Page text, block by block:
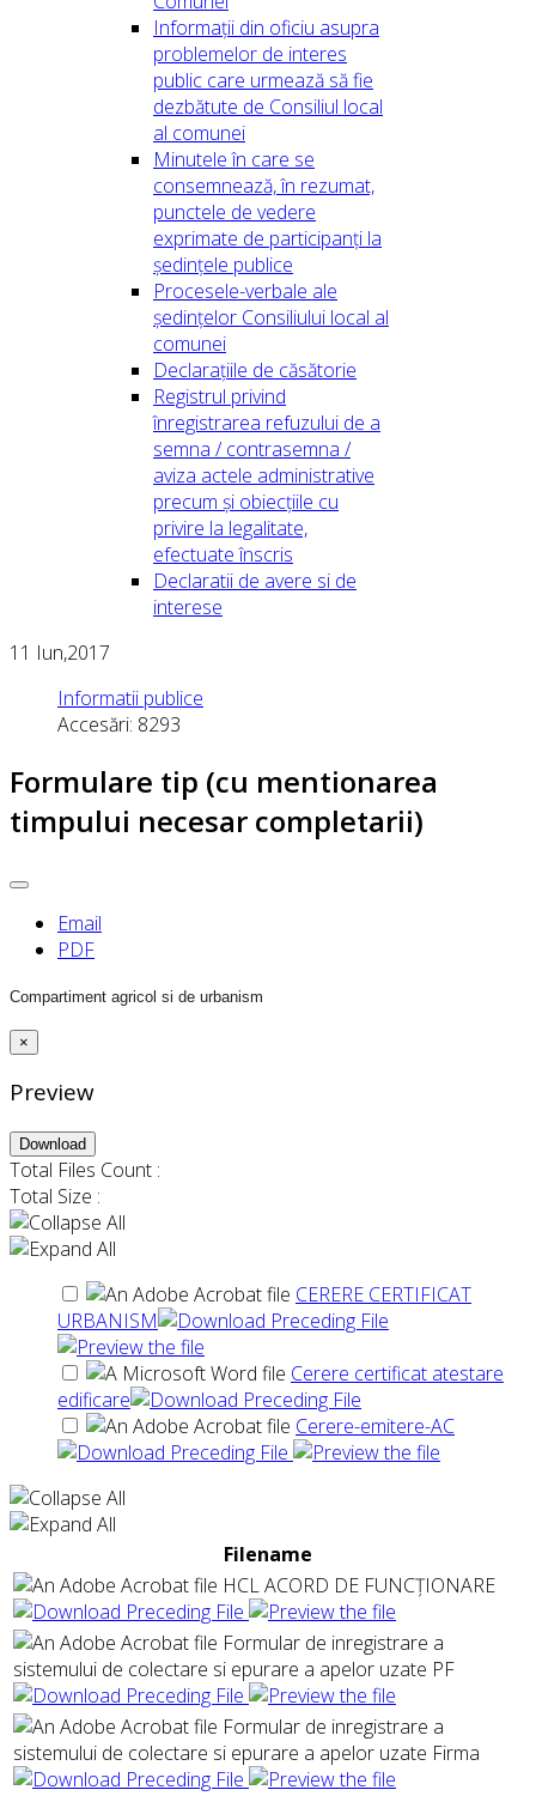
Informații din oficiu asupra
problemelor de interes
public care urmează să fie
dezbătute de Consiliul local
al comunei
Minutele în care se
consemnează, în rezumat,
punctele de vedere
exprimate de participanți la
ședințele publice
Procesele-verbale ale
ședințelor Consiliului local al
comunei
Declarațiile de căsătorie
Registrul privind
înregistrarea refuzului de a
semna / contrasemna /
aviza actele administrative
precum și obiecțiile cu
privire la legalitate,
efectuate înscris
Declaratii de avere si de
interese
11 Iun,2017
Informatii publice
Accesări: 8293
Formulare tip (cu mentionarea
timpului necesar completarii)
Email
PDF
Compartiment agricol si de urbanism
×
Preview
Download
Total Files Count :
Total Size :
CERERE CERTIFICAT
URBANISM
Cerere certificat atestare
edificare
Cerere-emitere-AC
Filename
HCL ACORD DE FUNCȚIONARE
Formular de inregistrare a
sistemului de colectare si epurare a apelor uzate PF
Formular de inregistrare a
sistemului de colectare si epurare a apelor uzate Firma